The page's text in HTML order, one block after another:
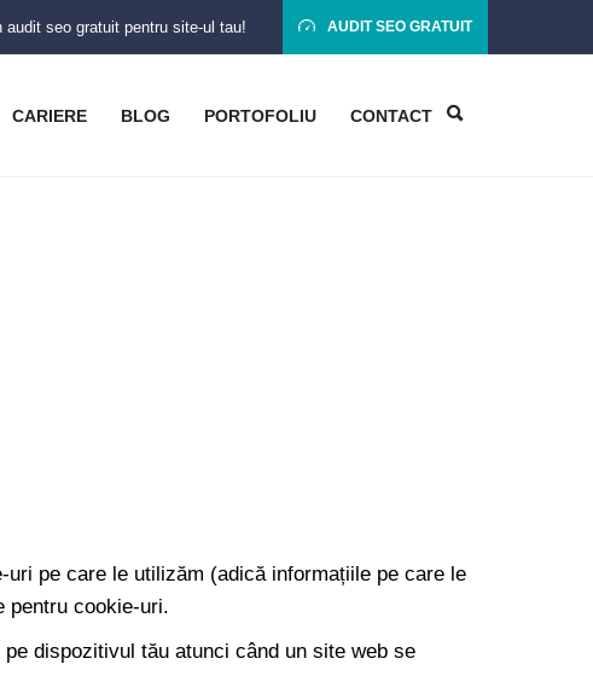
audit seo gratuit pentru site-ul tau! AUDIT SEO GRATUIT
CARIERE BLOG PORTOFOLIU CONTACT
pe care le utilizăm (adică informațiile pe care le
pentru cookie-uri.
dispozitivul tău atunci când un site web se